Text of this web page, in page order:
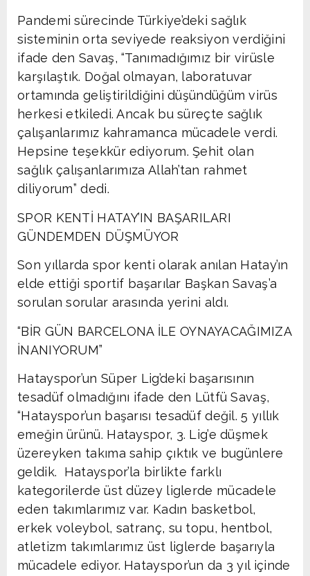
Pandemi sürecinde Türkiye’deki sağlık
sisteminin orta seviyede reaksiyon verdiğini
ifade den Savaş, “Tanımadığımız bir virüsle
karşılaştık. Doğal olmayan, laboratuvar
ortamında geliştirildiğini düşündüğüm virüs
herkesi etkiledi. Ancak bu süreçte sağlık
çalışanlarımız kahramanca mücadele verdi.
Hepsine teşekkür ediyorum. Şehit olan
sağlık çalışanlarımıza Allah’tan rahmet
diliyorum” dedi.
SPOR KENTİ HATAY’IN BAŞARILARI
GÜNDEMDEN DÜŞMÜYOR
Son yıllarda spor kenti olarak anılan Hatay’ın
elde ettiği sportif başarılar Başkan Savaş’a
sorulan sorular arasında yerini aldı.
“BİR GÜN BARCELONA İLE OYNAYACAĞIMIZA
İNANIYORUM”
Hatayspor’un Süper Lig’deki başarısının
tesadüf olmadığını ifade den Lütfü Savaş,
“Hatayspor’un başarısı tesadüf değil. 5 yıllık
emeğin ürünü. Hatayspor, 3. Lig’e düşmek
üzereyken takıma sahip çıktık ve bugünlere
geldik. Hatayspor’la birlikte farklı
kategorilerde üst düzey liglerde mücadele
eden takımlarımız var. Kadın basketbol,
erkek voleybol, satranç, su topu, hentbol,
atletizm takımlarımız üst liglerde başarıyla
mücadele ediyor. Hatayspor’un da 3 yıl içinde